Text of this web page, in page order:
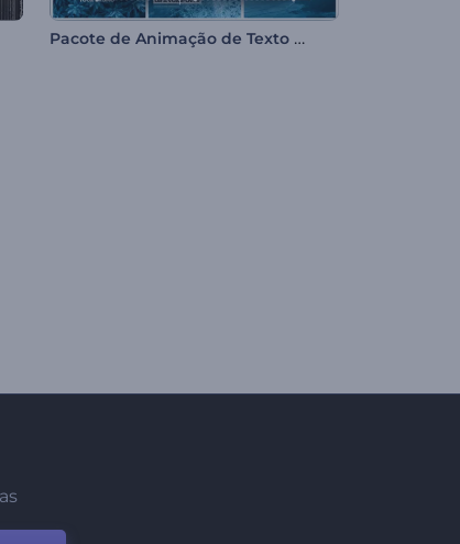
Pacote de Animação de Texto Clean